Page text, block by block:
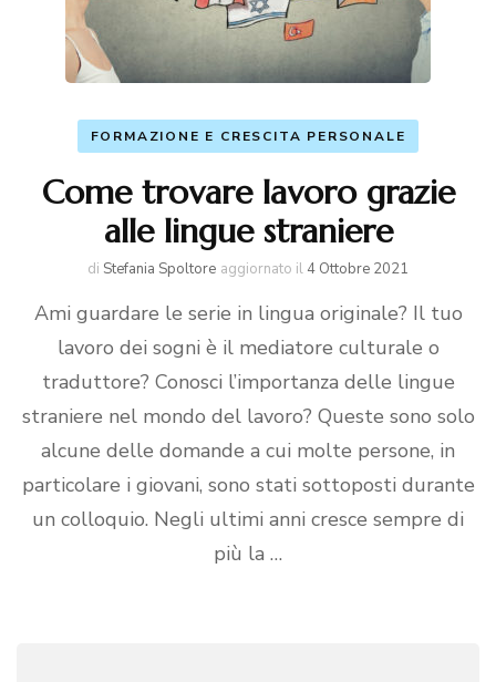
FORMAZIONE E CRESCITA PERSONALE
Come trovare lavoro grazie
alle lingue straniere
di Stefania Spoltore aggiornato il 4 Ottobre 2021
Ami guardare le serie in lingua originale? Il tuo
lavoro dei sogni è il mediatore culturale o
traduttore? Conosci l’importanza delle lingue
straniere nel mondo del lavoro? Queste sono solo
alcune delle domande a cui molte persone, in
particolare i giovani, sono stati sottoposti durante
un colloquio. Negli ultimi anni cresce sempre di
più la …